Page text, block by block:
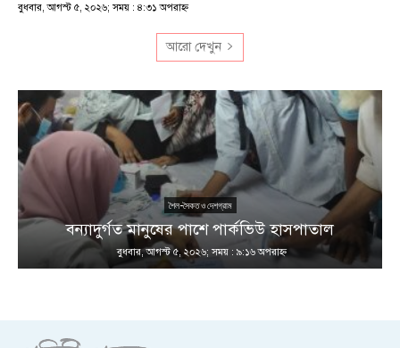
বুধবার, আগস্ট ৫, ২০২৬; সময় : ৪:৩১ অপরাহ্ণ
আরো দেখুন
শৈল-সৈকত ও দেশগ্রাম
বন্যাদুর্গত মানুষের পাশে পার্কভিউ হাসপাতাল
বুধবার, আগস্ট ৫, ২০২৬; সময় : ৯:১৬ অপরাহ্ণ